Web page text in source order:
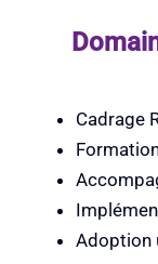
Cadrage
Adoption